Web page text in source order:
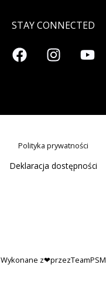
STAY CONNECTED
Polityka prywatności
Deklaracja dostępności
Wykonane z❤przezTeamPSM